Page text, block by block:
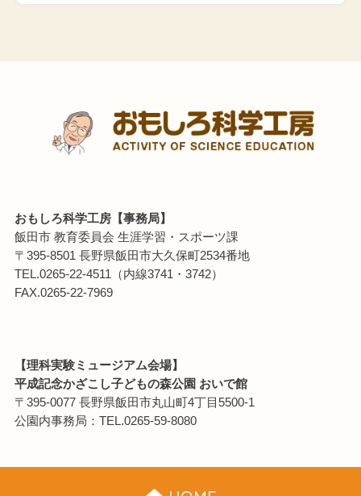
おもしろ科学工房【事務局】
飯田市 教育委員会 生涯学習・スポーツ課
〒395-8501 長野県飯田市大久保町2534番地
TEL.0265-22-4511（内線3741・3742）
FAX.0265-22-7969
【理科実験ミュージアム会場】
平成記念かざこし子どもの森公園 おいで館
〒395-0077 長野県飯田市丸山町4丁目5500-1
公園内事務局：TEL.0265-59-8080